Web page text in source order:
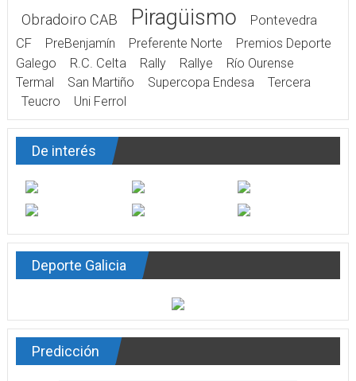
Obradoiro CAB Piragüismo
Pontevedra
CF
PreBenjamín Preferente Norte
Premios Deporte
Galego
R.C. Celta Rally Rallye
Río Ourense
Termal
San Martiño Supercopa Endesa
Tercera
Teucro
Uni Ferrol
De interés
Deporte Galicia
Predicción